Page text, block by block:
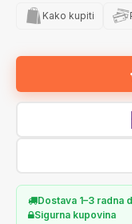
Kako kupiti
Dostava 1–3 radna
Sigurna kupovina